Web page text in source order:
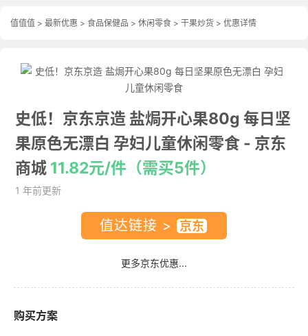
值值值 > 最新优惠 > 食品保健品 > 休闲零食 > 干果炒货 > 优惠详情
史低！京东京造 盐焗开心果80g 每日坚
果原色无漂白 孕妇儿童休闲零食 - 京东
商城 11.82元/件（需买5件）
1 年前更新
值达链接 >
更多京东优惠...
购买方案